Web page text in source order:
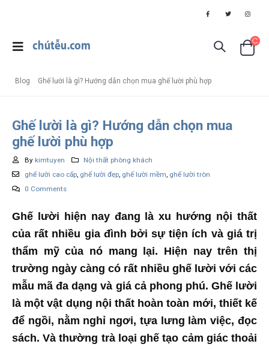
Blog Ghế lười là gì? Hướng dẫn chọn mua ghế lười phù hợp
Ghế lười là gì? Hướng dẫn chọn mua
ghế lười phù hợp
By kimtuyen
Nội thất phòng khách
ghế lười cao cấp, ghế lười đẹp, ghế lười mềm, ghế lười tròn
0 Comments
Ghế lười hiện nay đang là xu hướng nội thất
của rất nhiều gia đình bởi sự tiện ích và giá trị
thẩm mỹ của nó mang lại. Hiện nay trên thị
trường ngày càng có rất nhiều ghế lười với các
mẫu mã đa dạng và giá cả phong phú. Ghế lười
là một vật dụng nội thất hoàn toàn mới, thiết kế
để ngồi, nằm nghỉ ngơi, tựa lưng làm việc, đọc
sách. Và thường trà loại ghế tạo cảm giác thoải